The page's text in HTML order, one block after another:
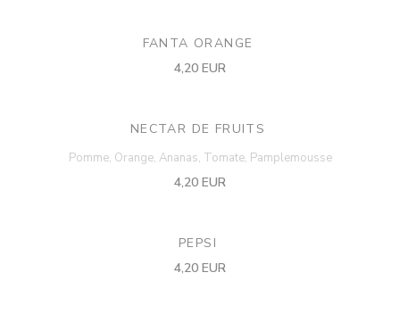
FANTA ORANGE
4,20 EUR
NECTAR DE FRUITS
Pomme, Orange, Ananas, Tomate, Pamplemousse
4,20 EUR
PEPSI
4,20 EUR